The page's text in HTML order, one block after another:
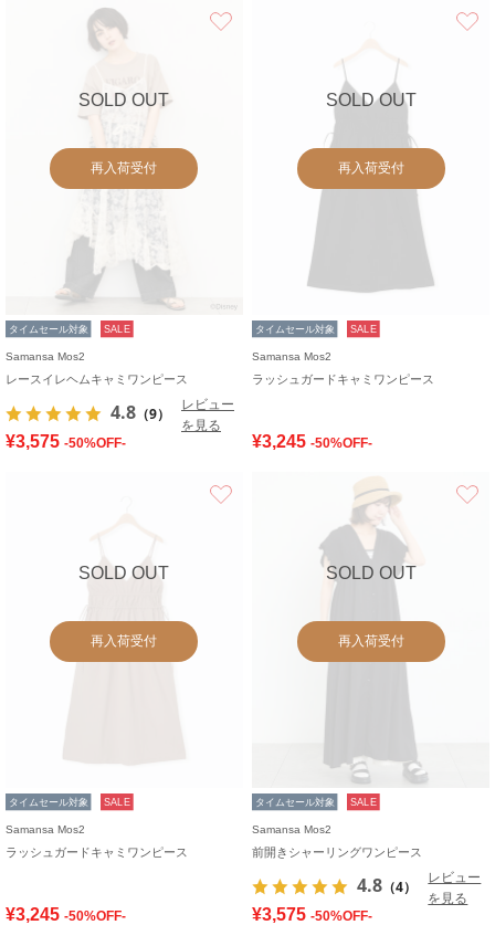
SOLD OUT
再入荷受付
タイムセール対象 SALE
Samansa Mos2
レースイレヘムキャミワンピース
4.8 （9）
レビュー
を見る
¥3,575 -50%OFF-
SOLD OUT
再入荷受付
タイムセール対象 SALE
Samansa Mos2
ラッシュガードキャミワンピース
¥3,245 -50%OFF-
SOLD OUT
再入荷受付
タイムセール対象 SALE
Samansa Mos2
ラッシュガードキャミワンピース
¥3,245 -50%OFF-
SOLD OUT
再入荷受付
タイムセール対象 SALE
Samansa Mos2
前開きシャーリングワンピース
4.8 （4）
レビュー
を見る
¥3,575 -50%OFF-